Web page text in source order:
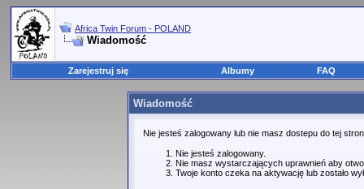
Africa Twin Forum - POLAND
Wiadomość
Zarejestruj się Albumy FAQ
Wiadomość
Nie jesteś zalogowany lub nie masz dostepu do tej
Nie jesteś zalogowany.
Nie masz wystarczających uprawnień aby
Twoje konto czeka na aktywację lub zostało